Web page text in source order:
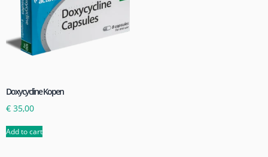
Doxycycline Kopen
€ 35,00
Add to cart